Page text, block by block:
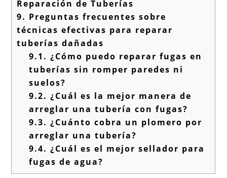
Reparación de Tuberías
9. Preguntas frecuentes sobre
técnicas efectivas para reparar
tuberías dañadas
9.1. ¿Cómo puedo reparar fugas en
tuberías sin romper paredes ni
suelos?
9.2. ¿Cuál es la mejor manera de
arreglar una tubería con fugas?
9.3. ¿Cuánto cobra un plomero por
arreglar una tubería?
9.4. ¿Cuál es el mejor sellador para
fugas de agua?